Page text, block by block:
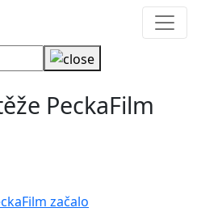
PeckaFilm
začalo